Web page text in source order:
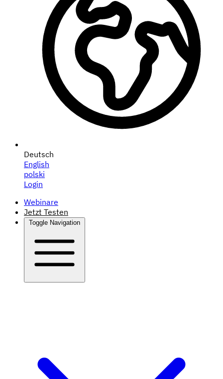
Deutsch
English
polski
Login
Webinare
Jetzt Testen
Toggle Navigation